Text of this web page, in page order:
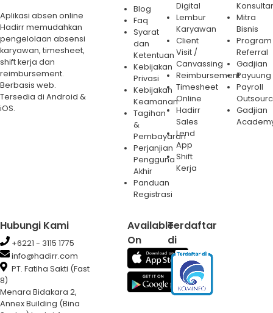
Aplikasi absen online
Hadirr memudahkan
pengelolaan absensi
karyawan, timesheet,
shift kerja dan
reimbursement.
Berbasis web.
Tersedia di Android &
iOS.
Blog
Faq
Syarat
dan
Ketentuan
Kebijakan
Privasi
Kebijakan
Keamanan
Tagihan
&
Pembayaran
Perjanjian
Pengguna
Akhir
Panduan
Registrasi
Digital
Lembur
Karyawan
Client
Visit /
Canvassing
Reimbursement
Timesheet
Online
Hadirr
Sales
Lend
App
Shift
Kerja
Mitra
Bisnis
Program
Referral
Gadjian
Payuung
Payroll
Gadjian
Hubungi Kami
+6221 - 3115 1775
info@hadirr.com
PT. Fatiha Sakti (Fast
8)
Menara Bidakara 2,
Annex Building (Bina
Available
On
Terdaftar
di